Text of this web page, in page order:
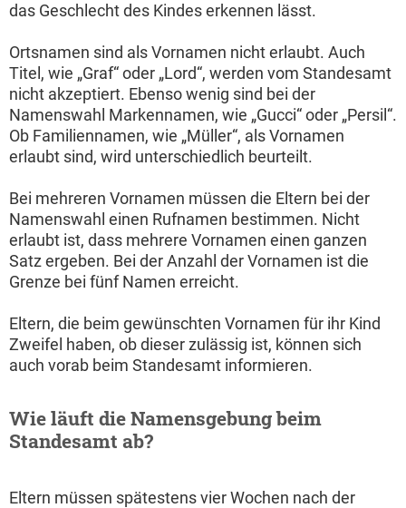
das Geschlecht des Kindes erkennen lässt.
Ortsnamen sind als Vornamen nicht erlaubt. Auch
Titel, wie „Graf“ oder „Lord“, werden vom Standesamt
nicht akzeptiert. Ebenso wenig sind bei der
Namenswahl Markennamen, wie „Gucci“ oder „Persil“.
Ob Familiennamen, wie „Müller“, als Vornamen
erlaubt sind, wird unterschiedlich beurteilt.
Bei mehreren Vornamen müssen die Eltern bei der
Namenswahl einen Rufnamen bestimmen. Nicht
erlaubt ist, dass mehrere Vornamen einen ganzen
Satz ergeben. Bei der Anzahl der Vornamen ist die
Grenze bei fünf Namen erreicht.
Eltern, die beim gewünschten Vornamen für ihr Kind
Zweifel haben, ob dieser zulässig ist, können sich
auch vorab beim Standesamt informieren.
Wie läuft die Namensgebung beim
Standesamt ab?
Eltern müssen spätestens vier Wochen nach der